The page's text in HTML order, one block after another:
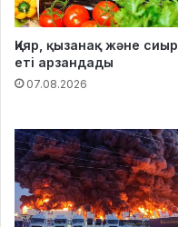
Қияр, қызанақ және сиыр
еті арзандады
07.08.2026